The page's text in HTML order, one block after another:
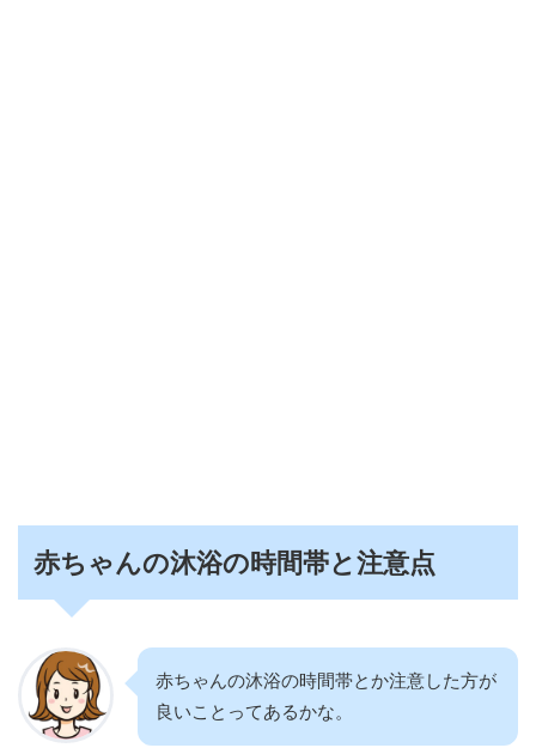
赤ちゃんの沐浴の時間帯と注意点
赤ちゃんの沐浴の時間帯とか注意した方が
良いことってあるかな。